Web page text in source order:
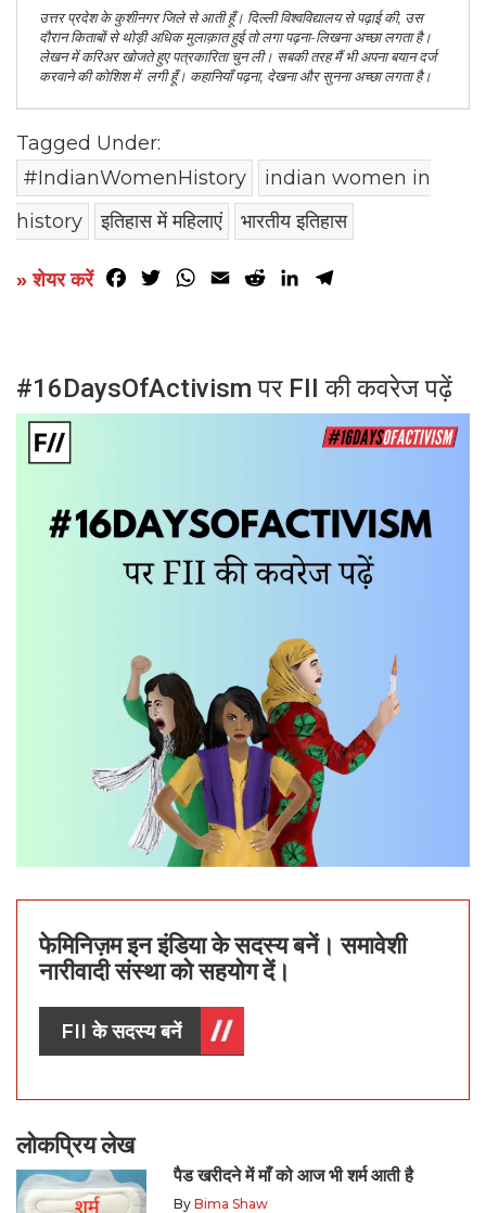
उत्तर प्रदेश के कुशीनगर जिले से आती हूँ। दिल्ली विश्वविद्यालय से पढ़ाई की, उस
दौरान किताबों से थोड़ी अधिक मुलाक़ात हुई तो लगा पढ़ना-लिखना अच्छा लगता है।
लेखन में करिअर खोजते हुए पत्रकारिता चुन ली। सबकी तरह मैं भी अपना बयान दर्ज
करवाने की कोशिश में लगी हूँ। कहानियाँ पढ़ना, देखना और सुनना अच्छा लगता है।
Tagged Under:
#IndianWomenHistory
indian women in
history
इतिहास में महिलाएं भारतीय इतिहास
» शेयर करें Facebook
TwitterWhatsApp
Email RedditLinkedIn
#16DaysOfActivism पर FII की कवरेज पढ़ें
फेमिनिज़म इन इंडिया के सदस्य बनें। समावेशी
नारीवादी संस्था को सहयोग दें।
FII के सदस्य बनें
लोकप्रिय लेख
पैड खरीदने में माँ को आज भी शर्म आती है
By Bima Shaw